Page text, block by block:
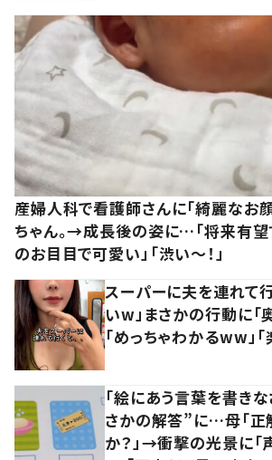
産婦人科で看護師さんに「綺麗なお
ちゃん。→成長後の姿に…「将来有望
のお目目で可愛い」「渋い～！」
スーパーに夫を連れて
いw」まさかの行動に「
「めっちゃわかるww」
「絵にあう言葉を書き
さかの解答”に…母「正
か？」→衝撃の光景に「